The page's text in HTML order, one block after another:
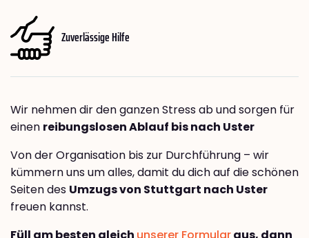
Zuverlässige Hilfe
Wir nehmen dir den ganzen Stress ab und sorgen für
einen reibungslosen Ablauf bis nach Uster
Von der Organisation bis zur Durchführung – wir
kümmern uns um alles, damit du dich auf die schönen
Seiten des Umzugs von Stuttgart nach Uster
freuen kannst.